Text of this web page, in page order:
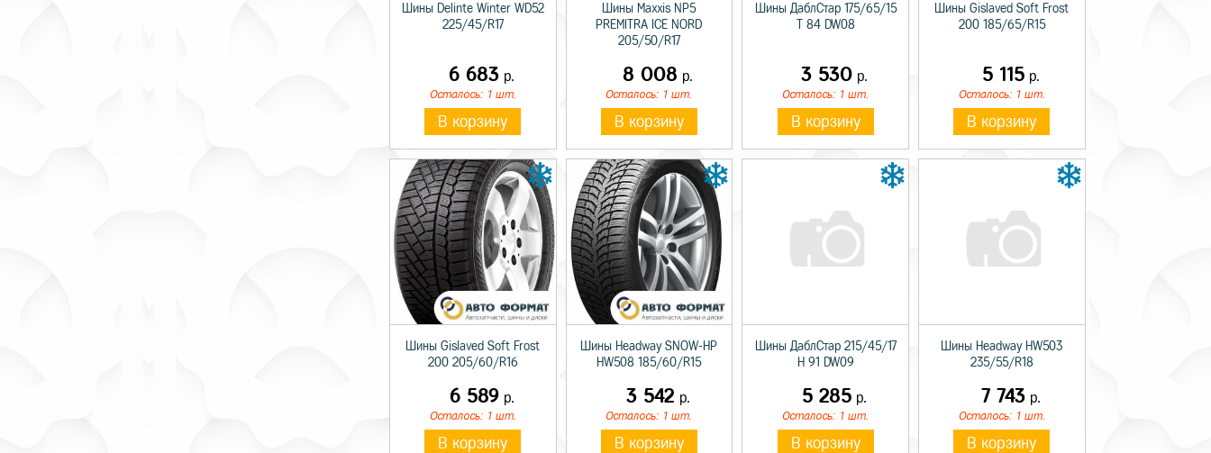
Шины Delinte Winter WD52
225/45/R17
6 683 р.
Осталось: 1 шт.
В корзину
Шины Maxxis NP5
PREMITRA ICE NORD
205/50/R17
8 008 р.
Осталось: 1 шт.
В корзину
Шины ДаблСтар 175/65/15
T 84 DW08
3 530 р.
Осталось: 1 шт.
В корзину
Шины Gislaved Soft Frost
200 185/65/R15
5 115р.
Осталось: 1 шт.
В корзину
Шины Gislaved Soft Frost
200 205/60/R16
6 589р.
Осталось: 1 шт.
В корзину
Шины Headway SNOW-HP
HW508 185/60/R15
3 542 р.
Осталось: 1 шт.
В корзину
Шины ДаблСтар 215/45/17
H 91 DW09
5 285 р.
Осталось: 1 шт.
В корзину
Шины Headway HW503
235/55/R18
7 743р.
Осталось: 1 шт.
В корзину